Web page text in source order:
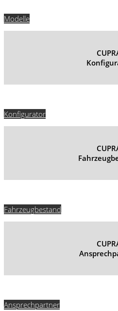
Modelle
Konfigurator
Fahrzeugbestand
Ansprechpartner